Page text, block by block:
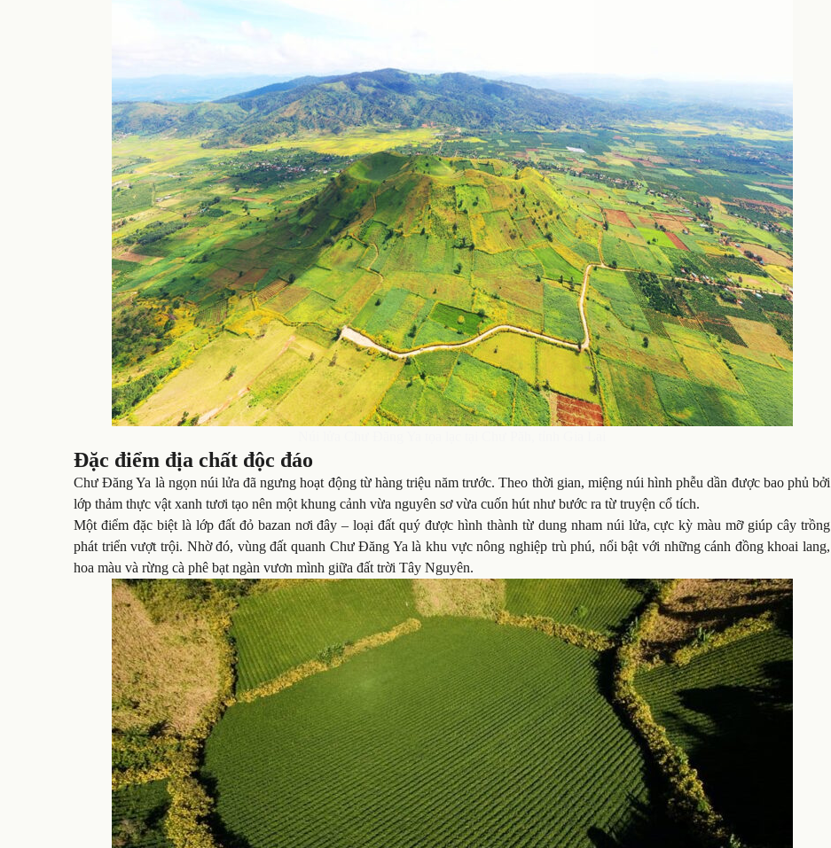
Đặc điểm địa chất độc đáo
Chư Đăng Ya là ngọn núi lửa đã ngưng hoạt động từ hàng triệu năm trước. Theo thời gian, miệng núi hình phễu dần được bao phủ bởi
lớp thảm thực vật xanh tươi tạo nên một khung cảnh vừa nguyên sơ vừa cuốn hút như bước ra từ truyện cổ tích.
Một điểm đặc biệt là lớp đất đỏ bazan nơi đây – loại đất quý được hình thành từ dung nham núi lửa, cực kỳ màu mỡ giúp cây trồng
phát triển vượt trội. Nhờ đó, vùng đất quanh Chư Đăng Ya là khu vực nông nghiệp trù phú, nổi bật với những cánh đồng khoai lang,
hoa màu và rừng cà phê bạt ngàn vươn mình giữa đất trời Tây Nguyên.